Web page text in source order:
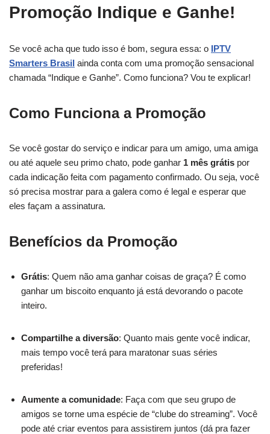
Promoção Indique e Ganhe!
Se você acha que tudo isso é bom, segura essa: o IPTV
Smarters Brasil ainda conta com uma promoção sensacional
chamada “Indique e Ganhe”. Como funciona? Vou te explicar!
Como Funciona a Promoção
Se você gostar do serviço e indicar para um amigo, uma amiga
ou até aquele seu primo chato, pode ganhar 1 mês grátis por
cada indicação feita com pagamento confirmado. Ou seja, você
só precisa mostrar para a galera como é legal e esperar que
eles façam a assinatura.
Benefícios da Promoção
Grátis: Quem não ama ganhar coisas de graça? É como
ganhar um biscoito enquanto já está devorando o pacote
inteiro.
Compartilhe a diversão: Quanto mais gente você indicar,
mais tempo você terá para maratonar suas séries
preferidas!
Aumente a comunidade: Faça com que seu grupo de
amigos se torne uma espécie de “clube do streaming”. Você
pode até criar eventos para assistirem juntos (dá pra fazer